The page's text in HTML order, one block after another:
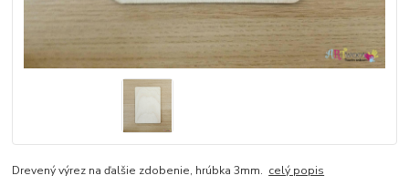
Drevený výrez na ďalšie zdobenie, hrúbka 3mm. celý popis